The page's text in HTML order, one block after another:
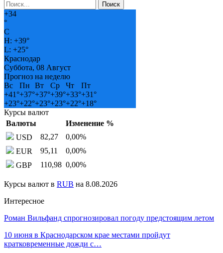
+34
°
C
H: +39°
L: +25°
Краснодар
Суббота, 08 Август
Прогноз на неделю
Вс
Пн Вт Ср Чт
Пт
+41°+37°+37°+39°+33°+31°
+23°+22°+23°+23°+22°+18°
Курсы валют
Валюты
Изменение %
USD
82,27 0,00%
EUR
95,11 0,00%
GBP
110,98 0,00%
Курсы валют в RUB на 8.08.2026
Интересное
​Роман Вильфанд спрогнозировал погоду предстоящим летом
10 июня в Краснодарском крае местами пройдут
кратковременные дожди с…